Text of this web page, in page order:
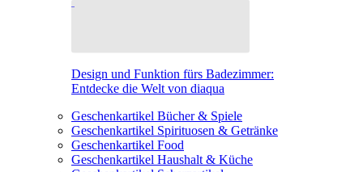
Design und Funktion fürs Badezimmer:
Entdecke die Welt von diaqua
Geschenkartikel Bücher & Spiele
Geschenkartikel Spirituosen & Getränke
Geschenkartikel Food
Geschenkartikel Haushalt & Küche